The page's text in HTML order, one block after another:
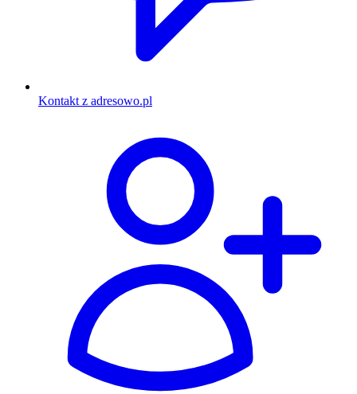
Kontakt z adresowo.pl